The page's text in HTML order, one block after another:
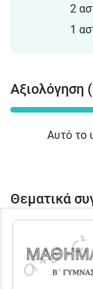
2
1
Αξιολόγηση
Αυτό το
Θεματικά